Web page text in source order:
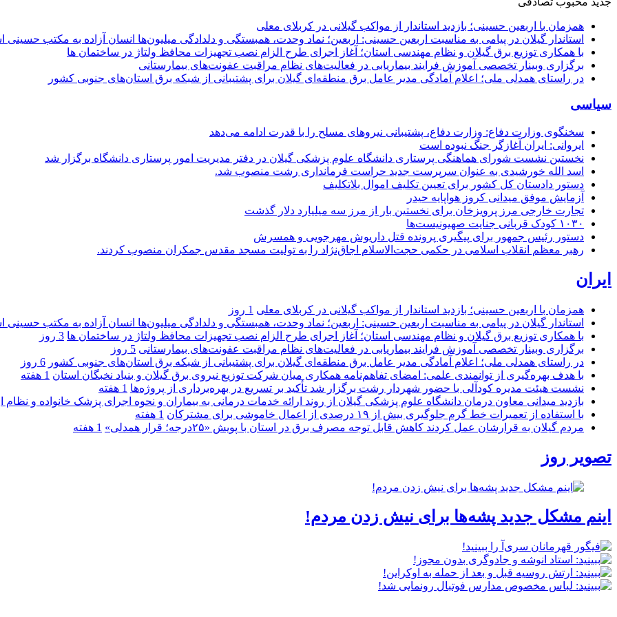
همزمان با اربعین حسینی؛ بازدید استاندار از مواکب گیلانی در کربلای معلی
استاندار گیلان در پیامی به مناسبت اربعین حسینی: اربعین؛ نماد وحدت، همبستگی و دلدادگی میلیون‌ها انسان آزاده به مکتب
با همکاری توزیع برق گیلان و نظام مهندسی استان؛ آغاز اجرای طرح الزام نصب تجهیزات محافظ ولتاژ در ساختمان ها
برگزاری وبینار تخصصی آموزش فرایند بیماریابی در فعالیت‌های نظام مراقبت عفونت‌های بیمارستانی
در راستای همدلی ملی؛ اعلام آمادگی مدیر عامل برق منطقه‌ای گیلان برای پشتیبانی از شبكه برق استان‌های جنوبی كشور
سیاسی
سخنگوی وزارت دفاع: وزارت دفاع، پشتیبانی نیرو‌های مسلح را با قدرت ادامه می‌دهد
ایروانی: ایران آغازگر جنگ نبوده است
نخستین نشست شورای هماهنگی پرستاری دانشگاه علوم پزشکی گیلان در دفتر مدیریت امور پرستاری دانشگاه برگزار شد
اسد الله خورشیدی به عنوان سرپرست جدید حراست فرمانداری رشت منصوب شد.
دستور دادستان کل کشور برای تعیین تکلیف اموال بلاتکلیف
آزمایش موفق میدانی کروز هواپایه حیدر
تجارت خارجی مرز پرویزخان برای نخستین بار از مرز سه میلیارد دلار گذشت
۱۰۳۰ کودک قربانی جنایت صهیونیست‌ها
دستور رئیس جمهور برای پیگیری پرونده قتل داریوش مهرجویی و همسرش
رهبر معظم انقلاب اسلامی در حکمی حجت‌الاسلام اجاق‌نژاد را به تولیت مسجد مقدس جمکران منصوب کردند.
ایران
همزمان با اربعین حسینی؛ بازدید استاندار از مواکب گیلانی در کربلای معلی 1 روز
استاندار گیلان در پیامی به مناسبت اربعین حسینی: اربعین؛ نماد وحدت، همبستگی و دلدادگی میلیون‌ها انسان آزاده به مکتب
با همکاری توزیع برق گیلان و نظام مهندسی استان؛ آغاز اجرای طرح الزام نصب تجهیزات محافظ ولتاژ در ساختمان ها 3 روز
برگزاری وبینار تخصصی آموزش فرایند بیماریابی در فعالیت‌های نظام مراقبت عفونت‌های بیمارستانی 5 روز
در راستای همدلی ملی؛ اعلام آمادگی مدیر عامل برق منطقه‌ای گیلان برای پشتیبانی از شبكه برق استان‌های جنوبی كشور 6 روز
با هدف بهره‌گیری از توانمندی علمی: امضای تفاهم‌نامه همكاری میان شركت توزیع نیروی برق گیلان و بنیاد نخبگان استان 1 هفته
نشست هیئت مدیره کودآلی با حضور شهردار رشت برگزار شد تأکید بر تسریع در بهره‌برداری از پروژه‌ها 1 هفته
بازدید میدانی معاون درمان دانشگاه علوم پزشکی گیلان از روند ارائه خدمات درمانی به بیماران و نحوه اجرای پزشک خانواده و
با استفاده از تعمیرات خط گرم جلوگیری بیش از ۱۹ درصدی از اعمال خاموشی برای مشتركان
1 هفته
مردم گیلان به قرارشان عمل کردند كاهش قابل توجه مصرف برق در استان با پویش «۲۵درجه؛ قرار همدلی»
1 هفته
تصویر روز
اینم مشکل جدید پشه‌ها برای نیش زدن مردم!